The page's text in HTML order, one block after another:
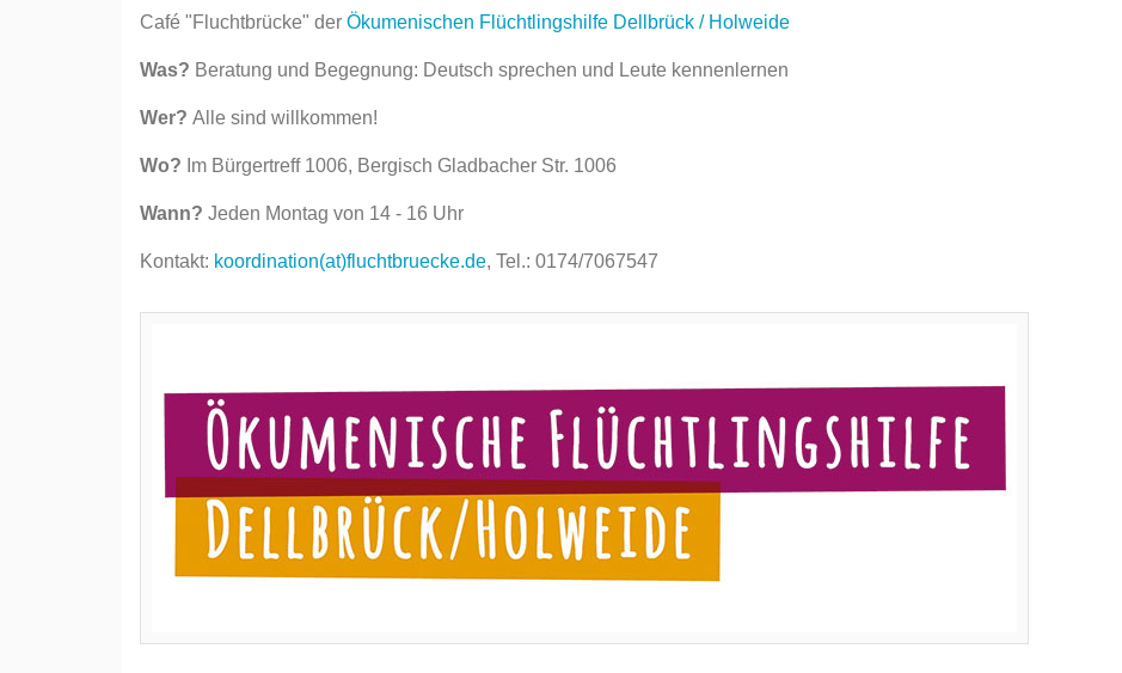
Café "Fluchtbrücke" der Ökumenischen Flüchtlingshilfe Dellbrück / Holweide
Was? Beratung und Begegnung: Deutsch sprechen und Leute kennenlernen
Wer? Alle sind willkommen!
Wo? Im Bürgertreff 1006, Bergisch Gladbacher Str. 1006
Wann? Jeden Montag von 14 - 16 Uhr
Kontakt: koordination(at)fluchtbruecke.de, Tel.: 0174/7067547